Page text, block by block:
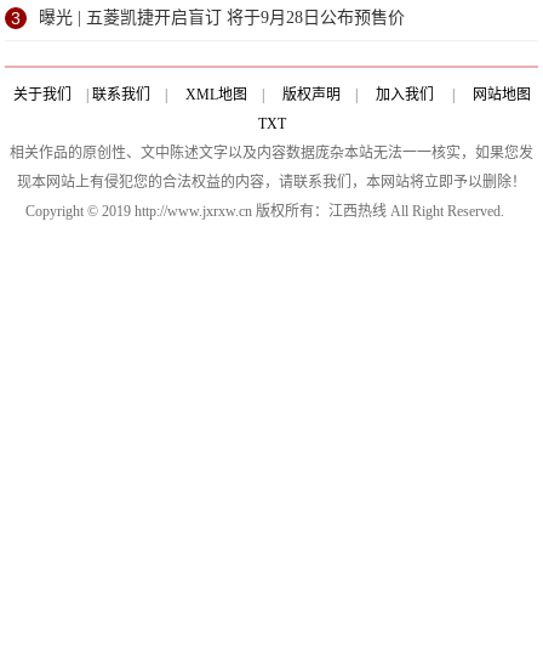
3 曝光 | 五菱凯捷开启盲订 将于9月28日公布预售价
关于我们 联系我们 XML地图 版权声明 加入我们
网站地图
TXT
相关作品的原创性、文中陈述文字以及内容数据庞杂本站无法一一核实，如果您发
现本网站上有侵犯您的合法权益的内容，请联系我们，本网站将立即予以删除！
Copyright © 2019 http://www.jxrxw.cn 版权所有：江西热线 All Right Reserved.